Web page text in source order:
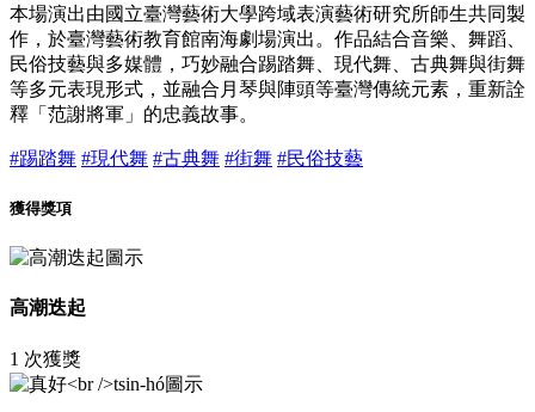
本場演出由國立臺灣藝術大學跨域表演藝術研究所師生共同製
作，於臺灣藝術教育館南海劇場演出。作品結合音樂、舞蹈、
民俗技藝與多媒體，巧妙融合踢踏舞、現代舞、古典舞與街舞
等多元表現形式，並融合月琴與陣頭等臺灣傳統元素，重新詮
釋「范謝將軍」的忠義故事。
#踢踏舞 #現代舞 #古典舞 #街舞 #民俗技藝
獲得獎項
高潮迭起
1 次獲獎